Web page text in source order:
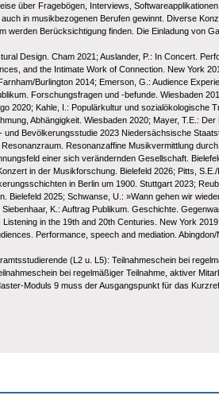
über Fragebögen, Interviews,
in musikbezogenen Berufen gewinnt. Diverse
werden Berücksichtigung finden. Die Einladung von
Design. Cham 2021; Auslander, P.: In Concert.
and the Intimate Work of Connection. New York
Burlington 2014; Emerson, G.: Audience
Forschungsfragen und -befunde. Wiesbaden
2020; Kahle, I.: Populärkultur und
Abhängigkeit. Wiesbaden 2020; Mayer, T.E.:
Bevölkerungsstudie 2023 Niedersächsische
Resonanzaffine Musikvermittlung
einer sich verändernden Gesellschaft.
in der Musikforschung. Bielefeld 2026; Pitts,
in Berlin um 1900. Stuttgart 2023;
Bielefeld 2025; Schwanse, U.: »Wann gehen wir
K.: Auftrag Publikum. Geschichte.
in the 19th and 20th Centuries. New York
Performance, speech and mediation. Abingdon/
(L2 u. L5): Teilnahmeschein bei
bei regelmäßiger Teilnahme, aktiver
Moduls 9 muss der Ausgangspunkt für das